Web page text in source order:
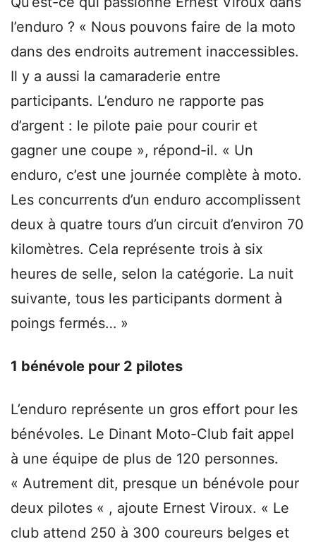
l’enduro ? « Nous pouvons faire de la moto
dans des endroits autrement inaccessibles.
Il y a aussi la camaraderie entre
participants. L’enduro ne rapporte pas
d’argent : le pilote paie pour courir et
gagner une coupe », répond-il. « Un
enduro, c’est une journée complète à moto.
Les concurrents d’un enduro accomplissent
deux à quatre tours d’un circuit d’environ 70
kilomètres. Cela représente trois à six
heures de selle, selon la catégorie. La nuit
suivante, tous les participants dorment à
poings fermés… »
1 bénévole pour 2 pilotes
L’enduro représente un gros effort pour les
bénévoles. Le Dinant Moto-Club fait appel
à une équipe de plus de 120 personnes.
« Autrement dit, presque un bénévole pour
deux pilotes « , ajoute Ernest Viroux. « Le
club attend 250 à 300 coureurs belges et